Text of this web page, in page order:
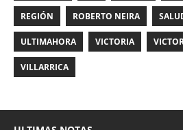
REGIÓN ROBERTO NEIRA
ULTIMAHORA VICTORIA
VILLARRICA